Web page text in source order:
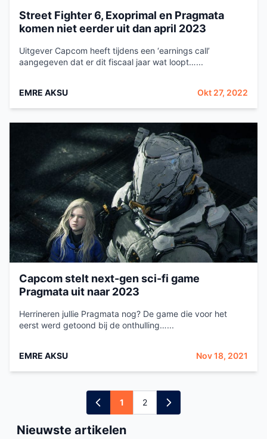
Street Fighter 6, Exoprimal en Pragmata
komen niet eerder uit dan april 2023
Uitgever Capcom heeft tijdens een ‘earnings call’
aangegeven dat er dit fiscaal jaar wat loopt…...
EMRE AKSU Okt 27, 2022
Capcom stelt next-gen sci-fi game
Pragmata uit naar 2023
Herrineren jullie Pragmata nog? De game die voor het
eerst werd getoond bij de onthulling…...
EMRE AKSU Nov 18, 2021
1 2
Nieuwste artikelen